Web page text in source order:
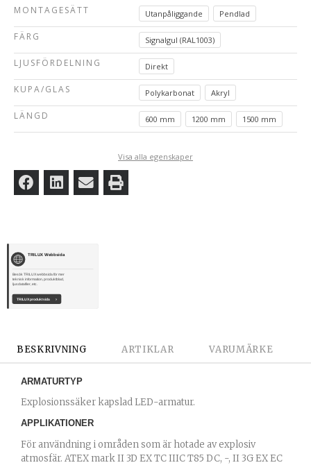
MONTAGESÄTT Utanpåliggande Pendlad
FÄRG Signalgul (RAL1003)
LJUSFÖRDELNING Direkt
KUPA/GLAS Polykarbonat Akryl
LÄNGD 600 mm 1200 mm 1500 mm
Visa alla egenskaper
TRILUX Webbsida
Besök TRILUX webbsida för mer
teknisk information, produktblad,
ljusdatafiler, etc.
›
TRILUX produktsida
BESKRIVNING ARTIKLAR VARUMÄRKE
ARMATURTYP
Explosionssäker kapslad LED-armatur.
APPLIKATIONER
För användning i områden som är hotade av explosiv
atmosfär. ATEX mark II 3D EX TC IIIC T85 DC, -, II 3G EX EC